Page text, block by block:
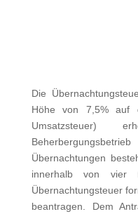
Die
Höhe von 7,5% auf
Übernachtungen
innerhalb von vier
Übernachtungsteuer
beantragen. Dem